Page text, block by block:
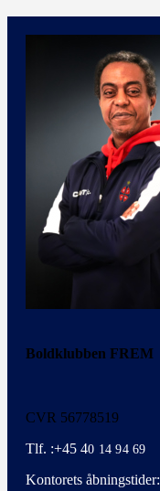
Boldklubben FREM
CVR 56778519
Tlf. :+45 40 14 94 69
Kontorets åbningstider: